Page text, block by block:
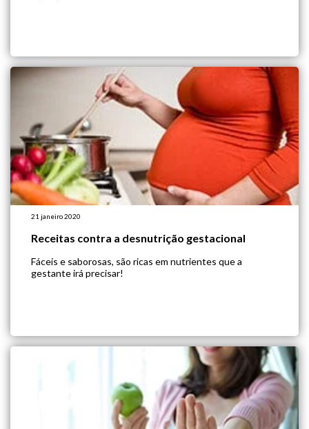
21 janeiro 2020
Receitas contra a desnutrição gestacional
Fáceis e saborosas, são ricas em nutrientes que a
gestante irá precisar!